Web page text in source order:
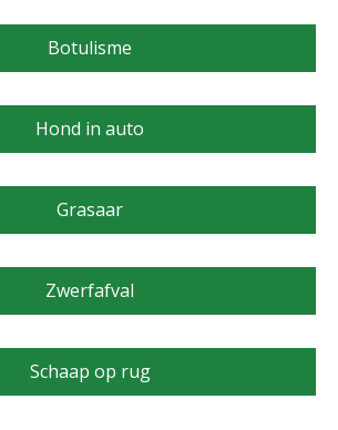
Botulisme
Hond in auto
Grasaar
Zwerfafval
Schaap op rug